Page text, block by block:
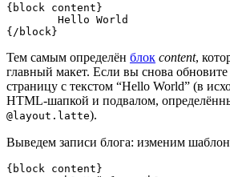
{block content}
Тем самым определён блок content,
главный макет. Если вы снова
страницу с текстом “Hello World” (в
HTML-шапкой и подвалом,
@layout.latte).
Выведем записи блога: изменим шаблон
{block content}